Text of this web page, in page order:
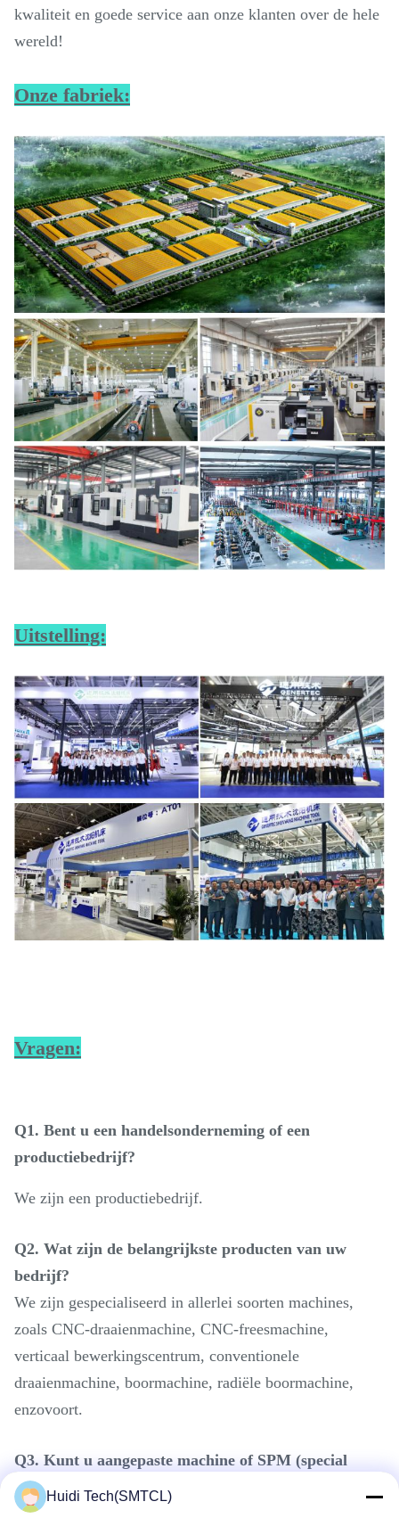
kwaliteit en goede service aan onze klanten over de hele
wereld!
Onze fabriek:
Uitstelling:
Vragen:
Q1. Bent u een handelsonderneming of een
productiebedrijf?
We zijn een productiebedrijf.
Q2. Wat zijn de belangrijkste producten van uw
bedrijf?
We zijn gespecialiseerd in allerlei soorten machines,
zoals CNC-draaienmachine, CNC-freesmachine,
verticaal bewerkingscentrum, conventionele
draaienmachine, boormachine, radiële boormachine,
enzovoort.
Q3. Kunt u aangepaste machine of SPM (special
purpose machine) leveren?
Ja, we leveren slimme CNC oplossingen voor onze klant
Huidi Tech(SMTCL)